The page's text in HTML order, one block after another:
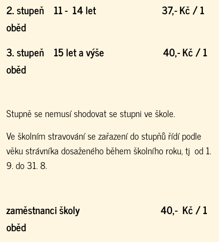
2. stupeň 11 - 14 let 37,- Kč / 1
oběd
3. stupeň 15 let a výše 40,- Kč / 1
oběd
Stupně se nemusí shodovat se stupni ve škole.
Ve školním stravování se zařazení do stupňů řídí podle
věku strávníka dosaženého během školního roku, tj od 1.
9. do 31. 8.
zaměstnanci školy 40,- Kč / 1
oběd